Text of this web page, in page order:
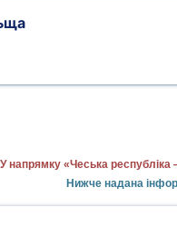
У напрямку «Чеська
Нижче надана